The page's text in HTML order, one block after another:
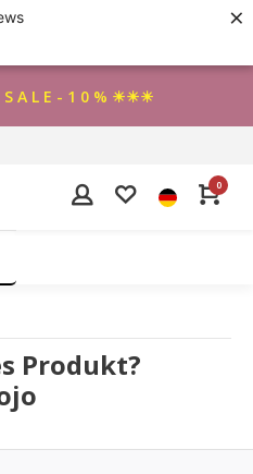
×
A L E - 1 0 % ☀☀☀
0
Produkt?